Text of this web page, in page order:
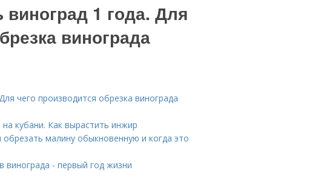
1 года. Для
винограда
чего производится обрезка винограда
кубани. Как вырастить инжир
малину обыкновенную и когда это
винограда - первый год жизни